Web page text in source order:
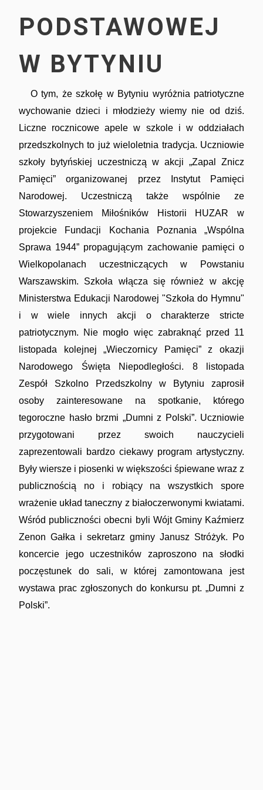
PODSTAWOWEJ
W BYTYNIU
O tym, że szkołę w Bytyniu wyróżnia patriotyczne
wychowanie dzieci i młodzieży wiemy nie od dziś.
Liczne rocznicowe apele w szkole i w oddziałach
przedszkolnych to już wieloletnia tradycja. Uczniowie
szkoły bytyńskiej uczestniczą w akcji „Zapal Znicz
Pamięci” organizowanej przez Instytut Pamięci
Narodowej. Uczestniczą także wspólnie ze
Stowarzyszeniem Miłośników Historii HUZAR w
projekcie Fundacji Kochania Poznania „Wspólna
Sprawa 1944” propagującym zachowanie pamięci o
Wielkopolanach uczestniczących w Powstaniu
Warszawskim. Szkoła włącza się również w akcję
Ministerstwa Edukacji Narodowej "Szkoła do Hymnu"
i w wiele innych akcji o charakterze stricte
patriotycznym. Nie mogło więc zabraknąć przed 11
listopada kolejnej „Wieczornicy Pamięci” z okazji
Narodowego Święta Niepodległości. 8 listopada
Zespół Szkolno Przedszkolny w Bytyniu zaprosił
osoby zainteresowane na spotkanie, którego
tegoroczne hasło brzmi „Dumni z Polski”. Uczniowie
przygotowani przez swoich nauczycieli
zaprezentowali bardzo ciekawy program artystyczny.
Były wiersze i piosenki w większości śpiewane wraz z
publicznością no i robiący na wszystkich spore
wrażenie układ taneczny z białoczerwonymi kwiatami.
Wśród publiczności obecni byli Wójt Gminy Kaźmierz
Zenon Gałka i sekretarz gminy Janusz Stróżyk. Po
koncercie jego uczestników zaproszono na słodki
poczęstunek do sali, w której zamontowana jest
wystawa prac zgłoszonych do konkursu pt. „Dumni z
Polski”.
Imprezy masowe
Sport
Towarzystwo Miłośników Wilna i Ziemi